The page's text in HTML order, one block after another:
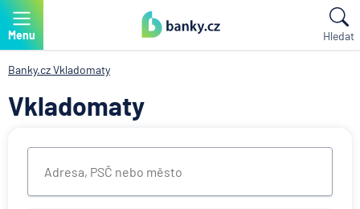
Menu Hledat
Banky.czVkladomaty
Vkladomaty